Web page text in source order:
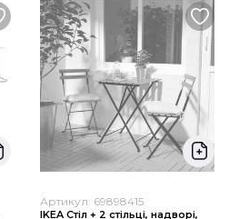
Артикул: 69898415
IKEA Стіл + 2 стільці, надворі,